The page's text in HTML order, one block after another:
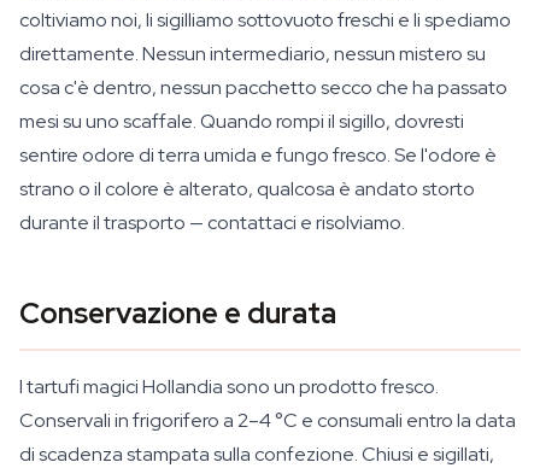
coltiviamo noi, li sigilliamo sottovuoto freschi e li spediamo
direttamente. Nessun intermediario, nessun mistero su
cosa c'è dentro, nessun pacchetto secco che ha passato
mesi su uno scaffale. Quando rompi il sigillo, dovresti
sentire odore di terra umida e fungo fresco. Se l'odore è
strano o il colore è alterato, qualcosa è andato storto
durante il trasporto — contattaci e risolviamo.
Conservazione e durata
I tartufi magici Hollandia sono un prodotto fresco.
Conservali in frigorifero a 2–4 °C e consumali entro la data
di scadenza stampata sulla confezione. Chiusi e sigillati,